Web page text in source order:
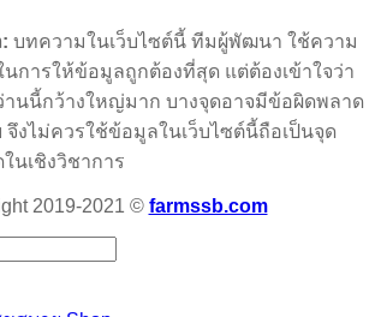
บทความในเว็บไซต์นี้ ทีมผู้พัฒนา ใช้ความ
การให้ข้อมูลถูกต้องที่สุด แต่ต้องเข้าใจว่า
านนี้กว้างใหญ่มาก บางจุดอาจมีข้อผิดพลาด
จึงไม่ควรใช้ข้อมูลในเว็บไซต์นี้ถือเป็นจุด
นเชิงวิชาการ
2019-2021 © farmssb.com